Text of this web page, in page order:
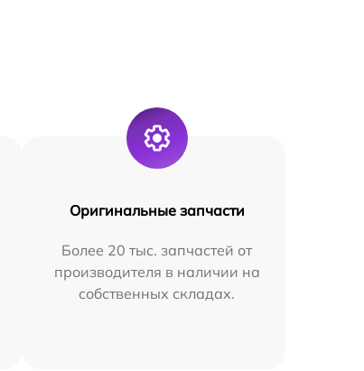
Оригинальные запчасти
Более 20 тыс. запчастей от
производителя в наличии на
собственных складах.